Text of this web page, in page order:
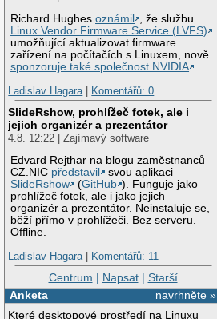
Richard Hughesoznámil
, že službu
Linux Vendor Firmware Service (LVFS)
umožňující aktualizovat firmware
zařízení na počítačích s Linuxem, nově
sponzoruje také společnost NVIDIA .
Ladislav Hagara| Komentářů: 0
SlideRshow, prohlížeč fotek, ale i
jejich organizér a prezentátor
4.8. 12:22 | Zajímavý software
Edvard Rejthar na blogu zaměstnanců
CZ.NIC představil
svou aplikaci
SlideRshow
(GitHub ). Funguje jako
prohlížeč fotek, ale i jako jejich
organizér a prezentátor. Neinstaluje se,
běží přímo v prohlížeči. Bez serveru.
Offline.
Ladislav Hagara| Komentářů: 11
Centrum | Napsat| Starší
navrhněte »
Anketa
Které desktopové prostředí na Linuxu